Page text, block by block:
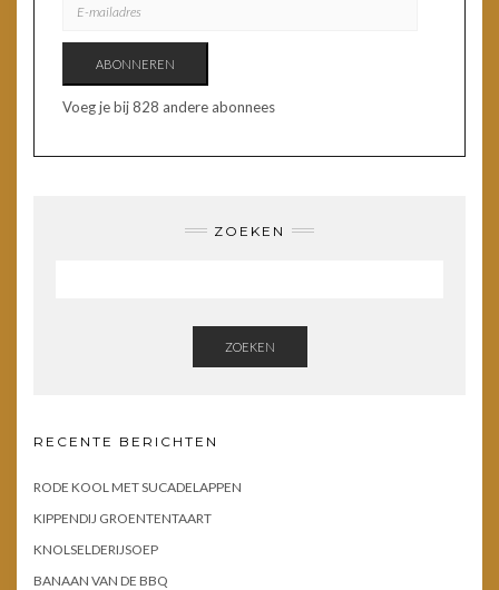
MAILADRES
ABONNEREN
Voeg je bij 828 andere abonnees
ZOEKEN
ZOEKEN
RECENTE BERICHTEN
RODE KOOL MET SUCADELAPPEN
KIPPENDIJ GROENTENTAART
KNOLSELDERIJSOEP
BANAAN VAN DE BBQ